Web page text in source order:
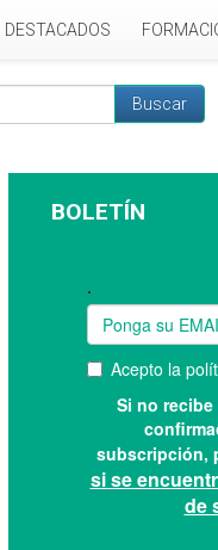
DESTACADOS
búsqueda
Buscar
BOLETÍN